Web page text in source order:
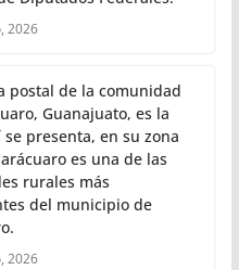
2026
postal de la comunidad
Guanajuato, es la
presenta, en su zona
es una de las
rurales más
del municipio de
2026